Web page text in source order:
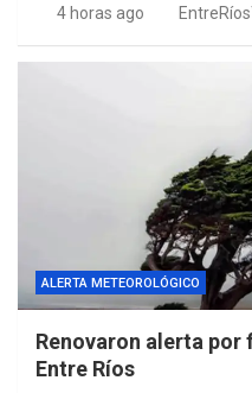
4 horas ago
ALERTA METEOROLÓGICO
Renovaron alerta
Entre Ríos